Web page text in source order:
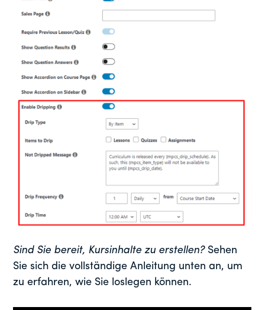
Sind Sie bereit, Kursinhalte zu erstellen? Sehen
Sie sich die vollständige Anleitung unten an, um
zu erfahren, wie Sie loslegen können.